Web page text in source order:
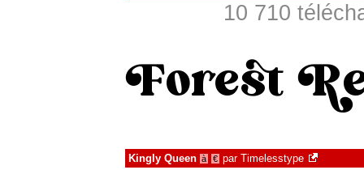
10 710
Kingly Queen à € par Timelesstype